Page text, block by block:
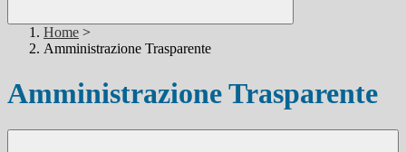
Home >
Amministrazione Trasparente
Amministrazione Trasparente